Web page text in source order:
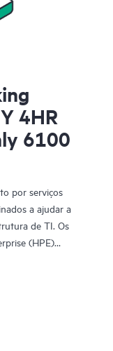
4HR
6100
por serviços
a ajudar a
de TI. Os
(HPE)
software com